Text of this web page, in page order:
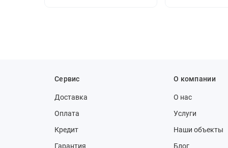
Сервис
Доставка
Оплата
Кредит
Гарантия
О компании
О нас
Услуги
Наши объекты
Блог